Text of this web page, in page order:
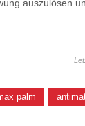
auszulösen
palm